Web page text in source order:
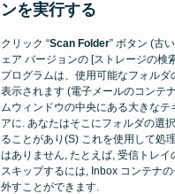
ンを実行する
クリック “Scan Folder” ボタン (古
ェア バージョンの [ストレージの検
プログラムは、使用可能なフォルダ
表示されます (電子メールのコンテ
ムウィンドウの中央にある大きなテ
アに. あなたはそこにフォルダの選
ることがあり(S) これを使用して処
はありません, たとえば, 受信トレイ
スキップするには, Inbox コンテナ
外すことができます.